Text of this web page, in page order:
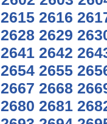
2615 2616
2628 2629
2641 2642
2654 2655
2667 2668
2680 2681